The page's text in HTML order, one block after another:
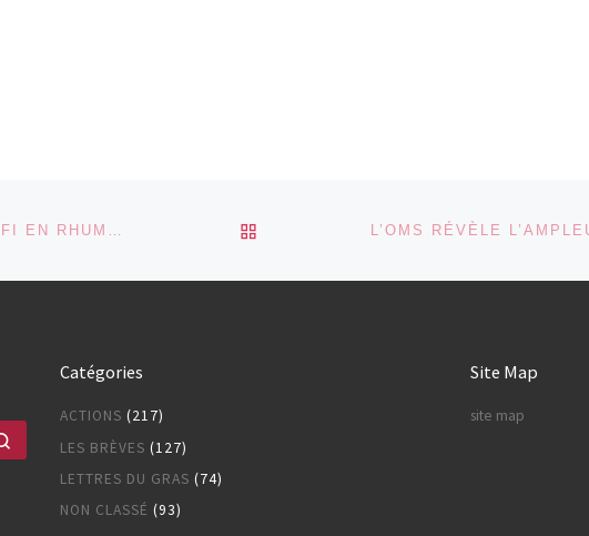
RETOUR À LA LISTE DES ARTICLES
Rechercher …
Catégories
ACTIONS (217)
LES BRÈVES (127)
LETTRES DU GRAS (74)
NON CLASSÉ (93)
Site Map
site map